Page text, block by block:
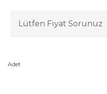
Lütfen Fiyat Sorunuz
Adet